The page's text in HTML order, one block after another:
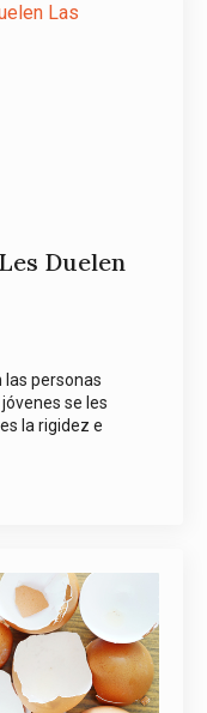
Duelen
las personas
se les
la rigidez e